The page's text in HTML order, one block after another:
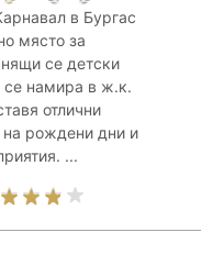
в Бургас
място за
се детски
се намира в ж.к.
отлични
на рождени дни и
...